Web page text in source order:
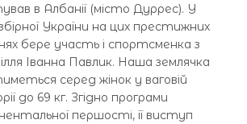
в Албанії (місто Дуррес). У
України на цих престижних
бере участь і спортсменка з
Іванна Павлик. Наша землячка
серед жінок у ваговій
до 69 кг. Згідно програми
першості, її виступ